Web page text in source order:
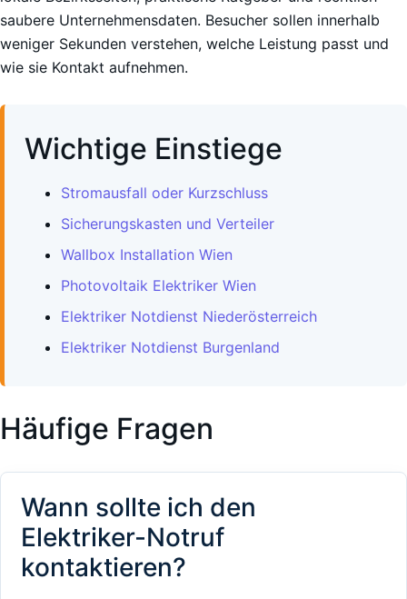
saubere Unternehmensdaten. Besucher sollen innerhalb
weniger Sekunden verstehen, welche Leistung passt und
wie sie Kontakt aufnehmen.
Wichtige Einstiege
Stromausfall oder Kurzschluss
Sicherungskasten und Verteiler
Wallbox Installation Wien
Photovoltaik Elektriker Wien
Elektriker Notdienst Niederösterreich
Elektriker Notdienst Burgenland
Häufige Fragen
Wann sollte ich den
Elektriker-Notruf
kontaktieren?